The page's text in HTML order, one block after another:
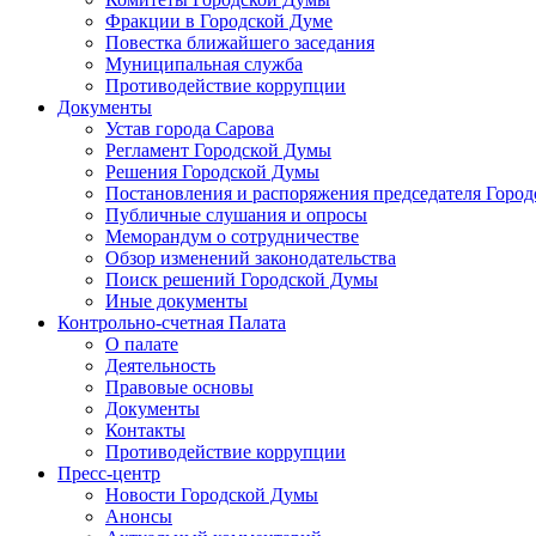
Фракции в Городской Думе
Повестка ближайшего заседания
Муниципальная служба
Противодействие коррупции
Документы
Устав города Сарова
Регламент Городской Думы
Решения Городской Думы
Постановления и распоряжения председателя
Публичные слушания и опросы
Меморандум о сотрудничестве
Обзор изменений законодательства
Поиск решений Городской Думы
Иные документы
Контрольно-счетная Палата
О палате
Деятельность
Правовые основы
Документы
Контакты
Противодействие коррупции
Пресс-центр
Новости Городской Думы
Анонсы